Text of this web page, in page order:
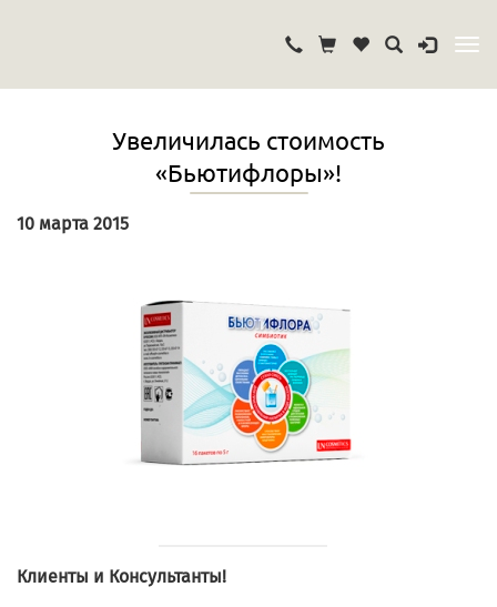
Увеличилась стоимость
«Бьютифлоры»!
10 марта 2015
Клиенты и Консультанты!